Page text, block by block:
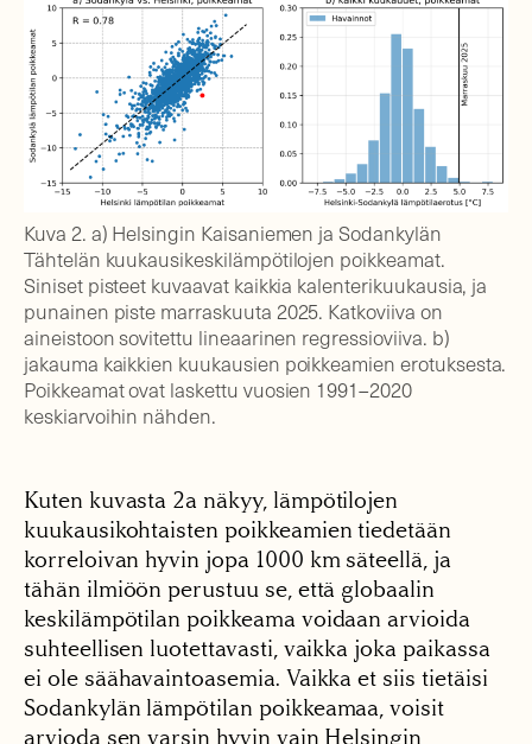
Kuva 2. a) Helsingin Kaisaniemen ja Sodankylän
Tähtelän kuukausikeskilämpötilojen poikkeamat.
Siniset pisteet kuvaavat kaikkia kalenterikuukausia, ja
punainen piste marraskuuta 2025. Katkoviiva on
aineistoon sovitettu lineaarinen regressioviiva. b)
jakauma kaikkien kuukausien poikkeamien erotuksesta.
Poikkeamat ovat laskettu vuosien 1991–2020
keskiarvoihin nähden.
Kuten kuvasta 2a näkyy, lämpötilojen
kuukausikohtaisten poikkeamien tiedetään
korreloivan hyvin jopa 1000 km säteellä, ja
tähän ilmiöön perustuu se, että globaalin
keskilämpötilan poikkeama voidaan arvioida
suhteellisen luotettavasti, vaikka joka paikassa
ei ole säähavaintoasemia. Vaikka et siis tietäisi
Sodankylän lämpötilan poikkeamaa, voisit
arvioda sen varsin hyvin vain Helsingin